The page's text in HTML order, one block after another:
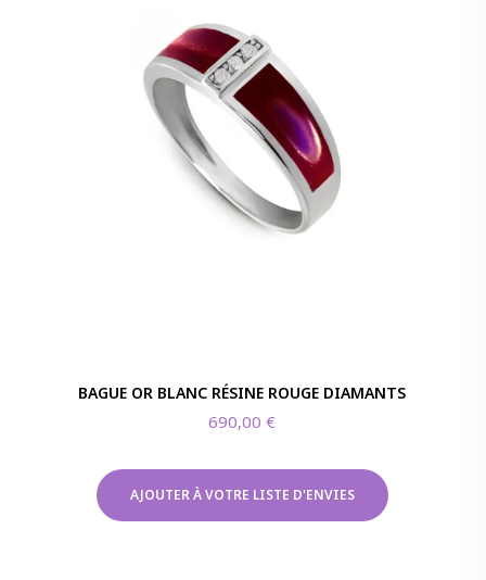
BAGUE OR BLANC RÉSINE ROUGE DIAMANTS
690,00€
AJOUTER À VOTRE LISTE D'ENVIES